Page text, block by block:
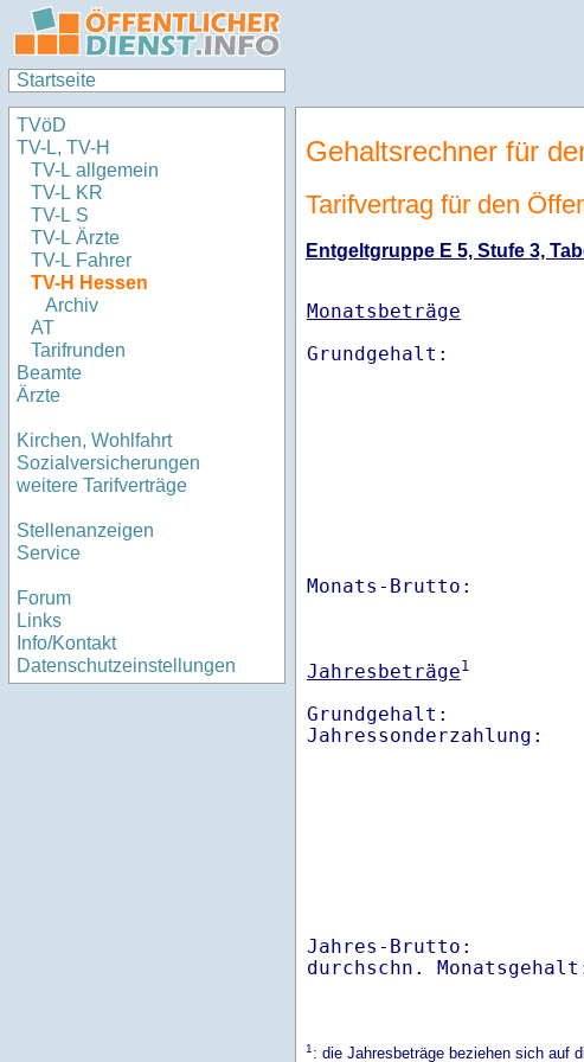
Startseite
TVöD
TV-L, TV-H
TV-L allgemein
TV-L KR
TV-L S
TV-L Ärzte
TV-L Fahrer
TV-H Hessen
Archiv
AT
Tarifrunden
Beamte
Ärzte
Kirchen, Wohlfahrt
Sozialversicherungen
weitere Tarifverträge
Stellenanzeigen
Service
Forum
Links
Info/Kontakt
Datenschutzeinstellungen
Gehaltsrechner für
Tarifvertrag für den
Entgeltgruppe E 5, Stufe 3,
Monatsbeträge
Monats-
Jahresbeträge1
Grundgehalt:
Jahres-
1: die Jahresbeträge beziehen sich auf